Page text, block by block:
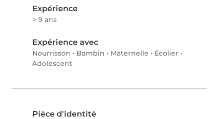
Expérience
> 9 ans
Expérience avec
Nourrisson • Bambin • Maternelle • Écolier •
Adolescent
Pièce d'identité